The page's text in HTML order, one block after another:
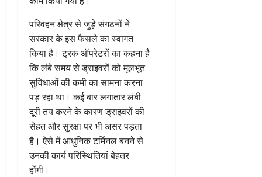
परिवहन क्षेत्र से जुड़े संगठनों ने
सरकार के इस फैसले का स्वागत
किया है। ट्रक ऑपरेटरों का कहना है
कि लंबे समय से ड्राइवरों को मूलभूत
सुविधाओं की कमी का सामना करना
पड़ रहा था। कई बार लगातार लंबी
दूरी तय करने के कारण ड्राइवरों की
सेहत और सुरक्षा पर भी असर पड़ता
है। ऐसे में आधुनिक टर्मिनल बनने से
उनकी कार्य परिस्थितियां बेहतर
होंगी।